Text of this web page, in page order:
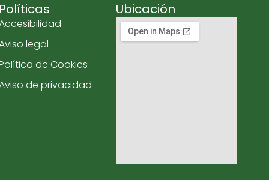
Políticas
legal
de Cookies
de privacidad
Ubicación